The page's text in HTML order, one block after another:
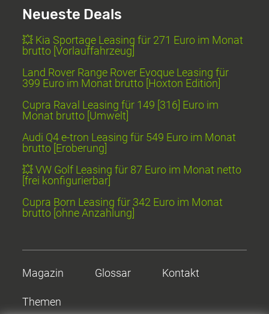
Neueste Deals
💥 Kia Sportage Leasing für 271 Euro im Monat
brutto [Vorlauffahrzeug]
Land Rover Range Rover Evoque Leasing für
399 Euro im Monat brutto [Hoxton Edition]
Cupra Raval Leasing für 149 [316] Euro im
Monat brutto [Umwelt]
Audi Q4 e-tron Leasing für 549 Euro im Monat
brutto [Eroberung]
💥 VW Golf Leasing für 87 Euro im Monat netto
[frei konfigurierbar]
Cupra Born Leasing für 342 Euro im Monat
brutto [ohne Anzahlung]
Magazin Glossar Kontakt
Themen